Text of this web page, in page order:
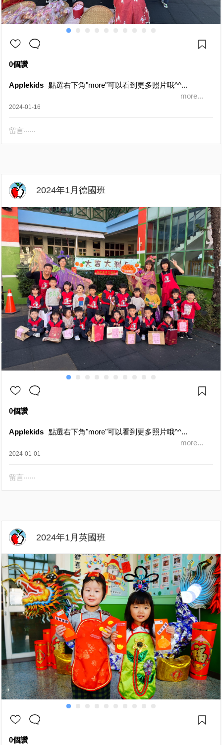
0個讚
Applekids
點選右下角"more"可以看到更多照片哦^^...
more...
2024-01-16
留言‧‧‧‧‧‧
2024年1月德國班
0個讚
Applekids
點選右下角"more"可以看到更多照片哦^^...
more...
2024-01-01
留言‧‧‧‧‧‧
2024年1月英國班
0個讚